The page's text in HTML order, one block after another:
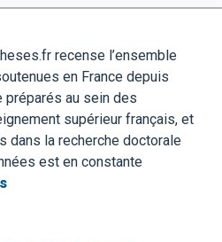
recense l’ensemble
en France depuis
au sein des
supérieur français, et
dans la recherche doctorale
est en constante